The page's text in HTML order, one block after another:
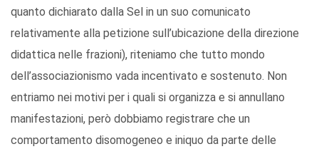
quanto dichiarato dalla Sel in un suo comunicato
relativamente alla petizione sull’ubicazione della direzione
didattica nelle frazioni), riteniamo che tutto mondo
dell’associazionismo vada incentivato e sostenuto. Non
entriamo nei motivi per i quali si organizza e si annullano
manifestazioni, però dobbiamo registrare che un
comportamento disomogeneo e iniquo da parte delle